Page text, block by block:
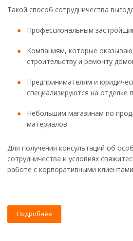
Такой способ сотрудничества
Профессиональным
Компаниям, которые
строительству и ремонту
Предпринимателям и
специализируются на отделке
Небольшим магазинам по
материалов.
Для получения консультаций об
сотрудничества и условиях
работе с корпоративными
Подробнее